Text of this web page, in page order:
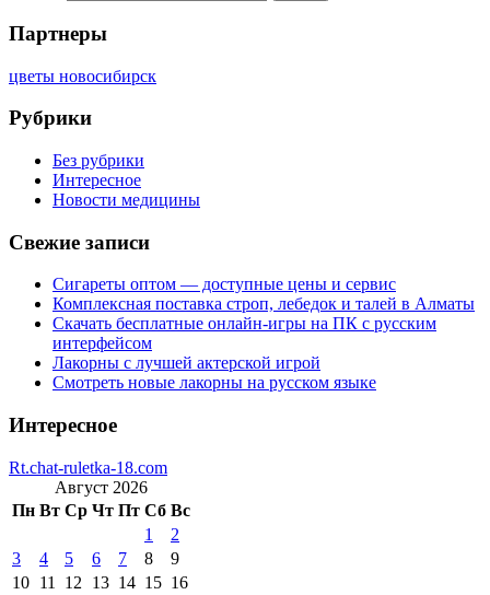
Партнеры
цветы новосибирск
Рубрики
Без рубрики
Интересное
Новости медицины
Свежие записи
Сигареты оптом — доступные цены и сервис
Комплексная поставка строп, лебедок и талей в Алматы
Скачать бесплатные онлайн-игры на ПК с русским
интерфейсом
Лакорны с лучшей актерской игрой
Смотреть новые лакорны на русском языке
Интересное
Rt.chat-ruletka-18.com
Август 2026
Пн Вт Ср Чт Пт Сб Вс
1
2
3
4 5 6 7 8
9
10 11 12 13 14 15 16